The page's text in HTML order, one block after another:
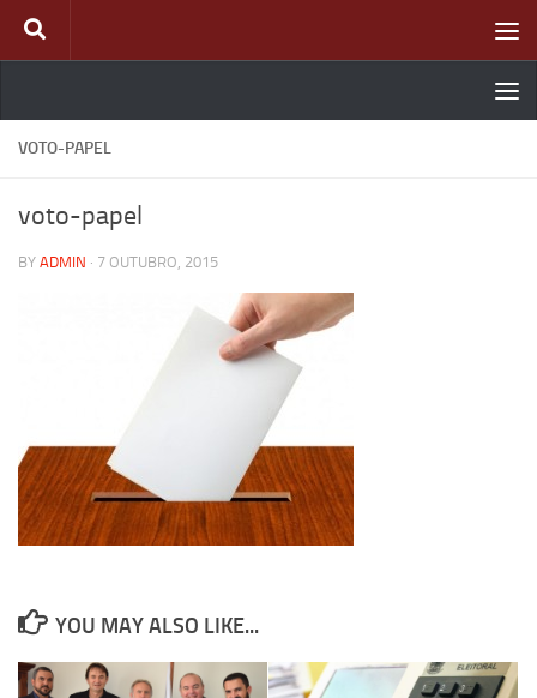
Skip to content
VOTO-PAPEL
voto-papel
BY ADMIN · 7 OUTUBRO, 2015
YOU MAY ALSO LIKE...